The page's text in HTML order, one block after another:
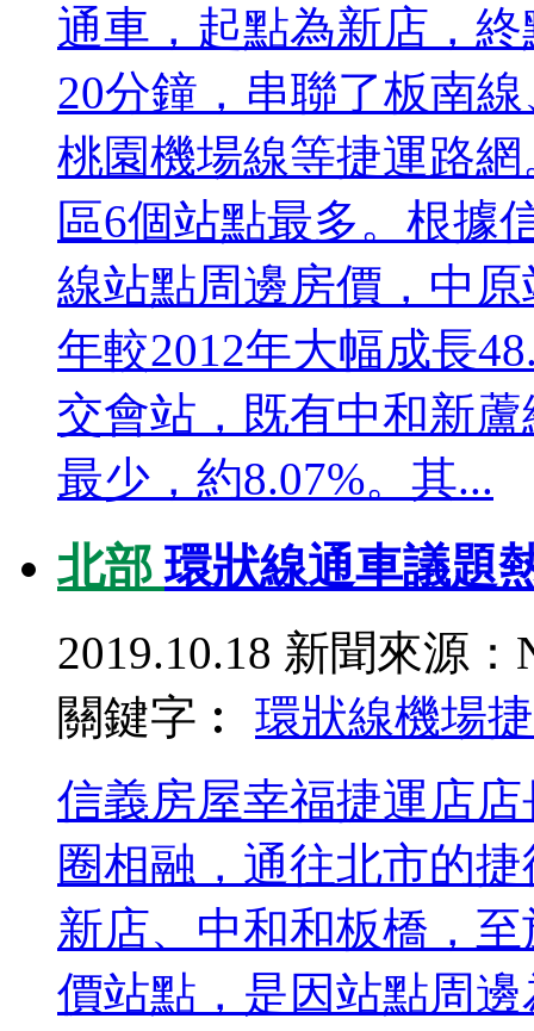
通車，起點為新店，
20分鐘，串聯了板南
桃園機場線等捷運路
區6個站點最多。根據
線站點周邊房價，中
年較2012年大幅成長
交會站，既有中和新
最少，約8.07%。其...
北部環狀線通車議題
2019.10.18 新聞來源：
關鍵字︰ 環狀線機場
信義房屋幸福捷運店
圈相融，通往北市的
新店、中和和板橋，
價站點，是因站點周